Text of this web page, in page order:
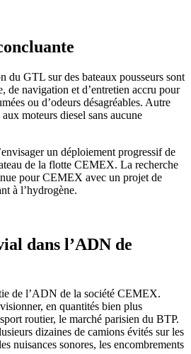
du GTL sur des bateaux pousseurs sont
de navigation et d’entretien accru pour
ou d’odeurs désagréables. Autre
moteurs diesel sans aucune
un déploiement progressif de
de la flotte CEMEX. La recherche
pour CEMEX avec un projet de
à l’hydrogène.
dans l’ADN de
de l’ADN de la société CEMEX.
en quantités bien plus
routier, le marché parisien du BTP.
dizaines de camions évités sur les
nuisances sonores, les encombrements